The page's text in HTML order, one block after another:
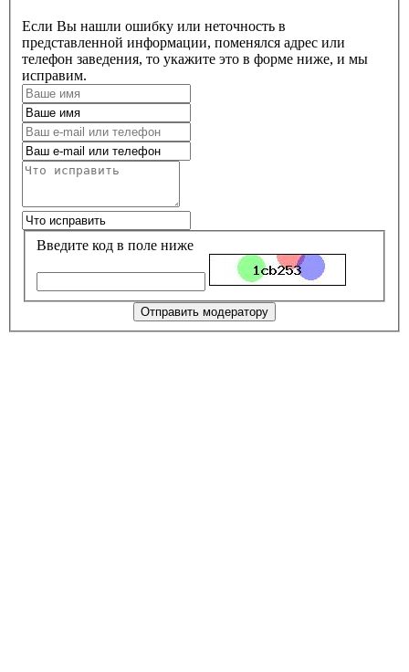
Если Вы нашли ошибку или неточность в
представленной информации, поменялся адрес или
телефон заведения, то укажите это в форме ниже, и мы
исправим.
Введите код в поле ниже
Отправить модератору